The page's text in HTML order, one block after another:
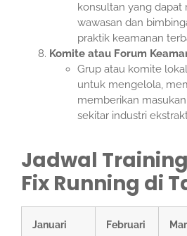
konsultan yang dapat
wawasan dan
praktik keamanan
Komite atau Forum
Grup atau komite
untuk mengelola,
memberikan
sekitar industri
Jadwal
Fix Running di
Januari Februari